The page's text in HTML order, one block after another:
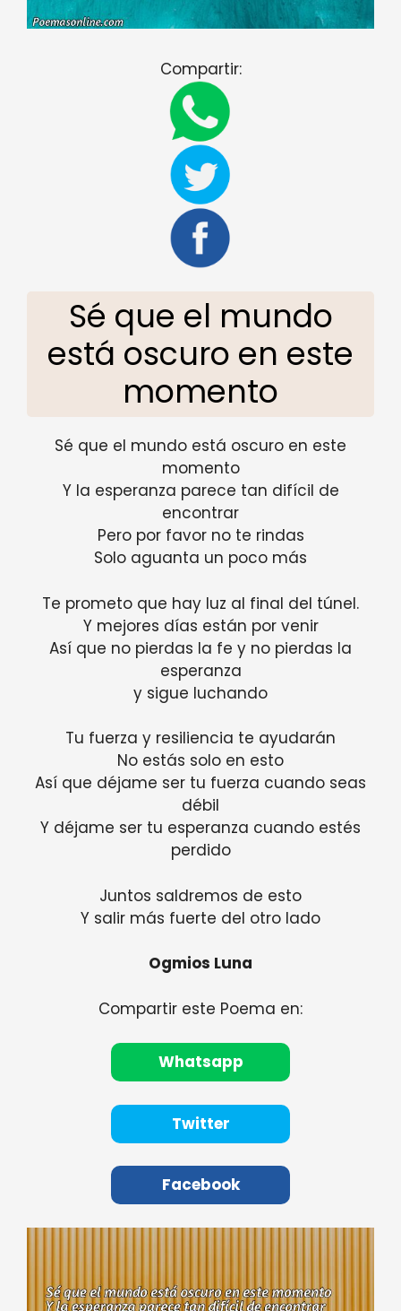
Compartir:
Sé que el mundo
está oscuro en este
momento
Sé que el mundo está oscuro en este
momento
Y la esperanza parece tan difícil de
encontrar
Pero por favor no te rindas
Solo aguanta un poco más
Te prometo que hay luz al final del túnel.
Y mejores días están por venir
Así que no pierdas la fe y no pierdas la
esperanza
y sigue luchando
Tu fuerza y ​​resiliencia te ayudarán
No estás solo en esto
Así que déjame ser tu fuerza cuando seas
débil
Y déjame ser tu esperanza cuando estés
perdido
Juntos saldremos de esto
Y salir más fuerte del otro lado
Ogmios Luna
Compartir este Poema en:
Whatsapp
Twitter
Facebook